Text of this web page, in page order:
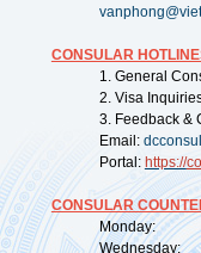
CONSULAR
1. General
2. Visa
3. Feedback &
Email:
Portal: https://
CONSULAR
Monday:
Wednesday: